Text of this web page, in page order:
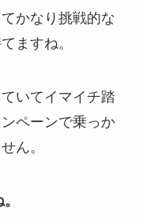
かなり挑戦的な
ますね。
いてイマイチ踏
ペーンで乗っか
ん。